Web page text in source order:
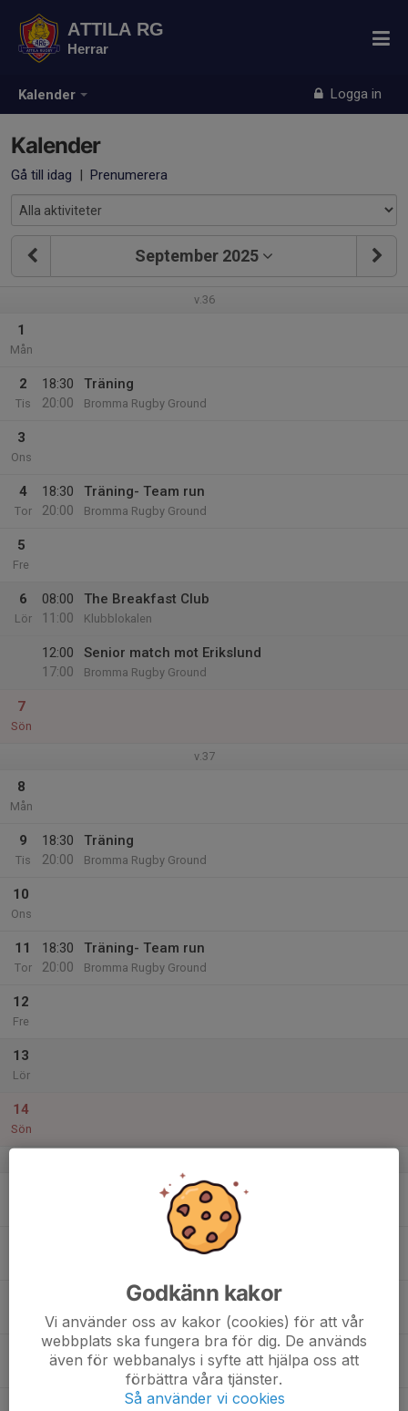
Kalender Logga in
ATTILA RG
Herrar
Kalender
Gå till idag | Prenumerera
September 2025
v.36
1
Mån
2
Tis
18:30
20:00
Träning
Bromma Rugby Ground
3
Ons
4
Tor
18:30
20:00
Träning- Team run
Bromma Rugby Ground
5
Fre
6
Lör
08:00
11:00
The Breakfast Club
Klubblokalen
12:00
17:00
Senior match mot Erikslund
Bromma Rugby Ground
7
Sön
v.37
8
Mån
9
Tis
18:30
20:00
Träning
Bromma Rugby Ground
10
Ons
11
Tor
18:30
20:00
Träning- Team run
Bromma Rugby Ground
12
Fre
13
Lör
14
Sön
18:30
20:00
Träning- Team run
Bromma Rugby Ground
Godkänn kakor
Vi använder oss av kakor (cookies) för att vår
webbplats ska fungera bra för dig. De används
även för webbanalys i syfte att hjälpa oss att
förbättra våra tjänster.
Så använder vi cookies